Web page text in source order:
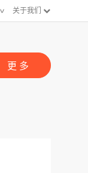
关于我们